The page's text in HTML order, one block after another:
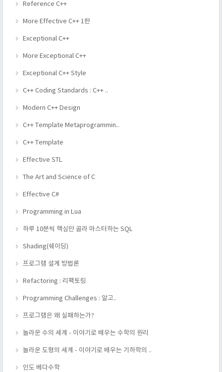
Reference C++
More Effective C++ 1판
Exceptional C++
More Exceptional C++
Exceptional C++ Style
C++ Coding Standards : C++ ..
Modern C++ Design
C++ Template Metaprogrammin..
C++ Template
Effective STL
The Art and Science of C
Effective C#
Programming in Lua
하루 10분씩 핵심만 골라 마스터하는 SQL
Shading(쉐이딩)
프로그램 설계 방법론
Refactoring : 리팩토링
Programming Challenges : 알고..
프로그램은 왜 실패하는가?
놀라운 수의 세계 - 이야기로 배우는 수학의 원리
놀라운 도형의 세계 - 이야기로 배우는 기하학의 ..
인도 베다수학